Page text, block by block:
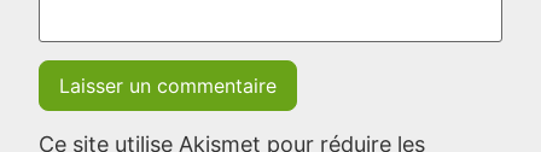
Ce site utilise Akismet pour réduire les